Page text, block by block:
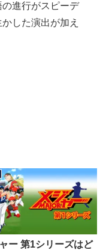
進行がスピーデ
した演出が加え
ー 第1シリーズはど